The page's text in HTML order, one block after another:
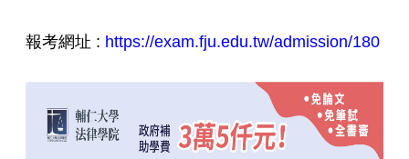
報考網址 : https://exam.fju.edu.tw/admission/180